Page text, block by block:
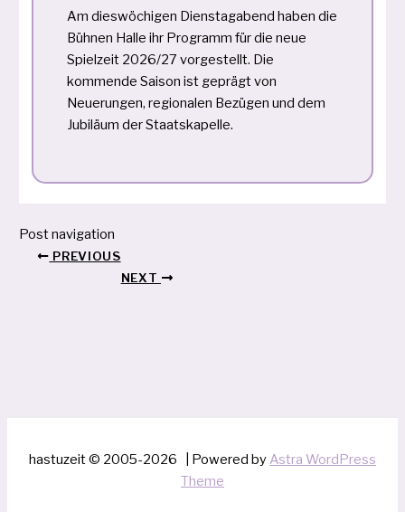
Am dieswöchigen Dienstagabend haben die
Bühnen Halle ihr Programm für die neue
Spielzeit 2026/27 vorgestellt. Die
kommende Saison ist geprägt von
Neuerungen, regionalen Bezügen und dem
Jubiläum der Staatskapelle.
Post navigation
PREVIOUS
NEXT
hastuzeit © 2005-2026 | Powered by Astra WordPress
Theme